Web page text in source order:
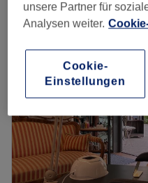
Ein Salon, der anbietet:
sonstige nagelverlängerungen &
unsere Partner für
Analysen weiter.
Cookie-
Einstellungen